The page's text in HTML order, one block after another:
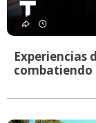
Experiencias
combatiendo